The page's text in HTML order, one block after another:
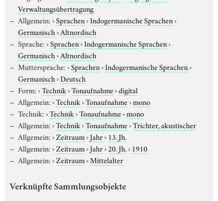
Verwaltungsübertragung
Allgemein:›Sprachen›Indogermanische Sprachen›
Germanisch›Altnordisch
Sprache:›Sprachen›Indogermanische Sprachen›
Germanisch›Altnordisch
Muttersprache:›Sprachen›Indogermanische Sprachen›
Germanisch›Deutsch
Form:›Technik›Tonaufnahme›digital
Allgemein:›Technik›Tonaufnahme›mono
Technik:›Technik›Tonaufnahme›mono
Allgemein:›Technik›Tonaufnahme›Trichter, akustischer
Allgemein:›Zeitraum›Jahr› 13. Jh.
Allgemein:›Zeitraum›Jahr›20. Jh.› 1910
Allgemein:›Zeitraum›Mittelalter
Verknüpfte Sammlungsobjekte